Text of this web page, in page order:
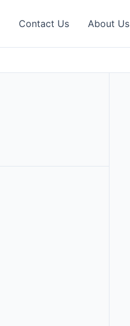
Contact Us About Us